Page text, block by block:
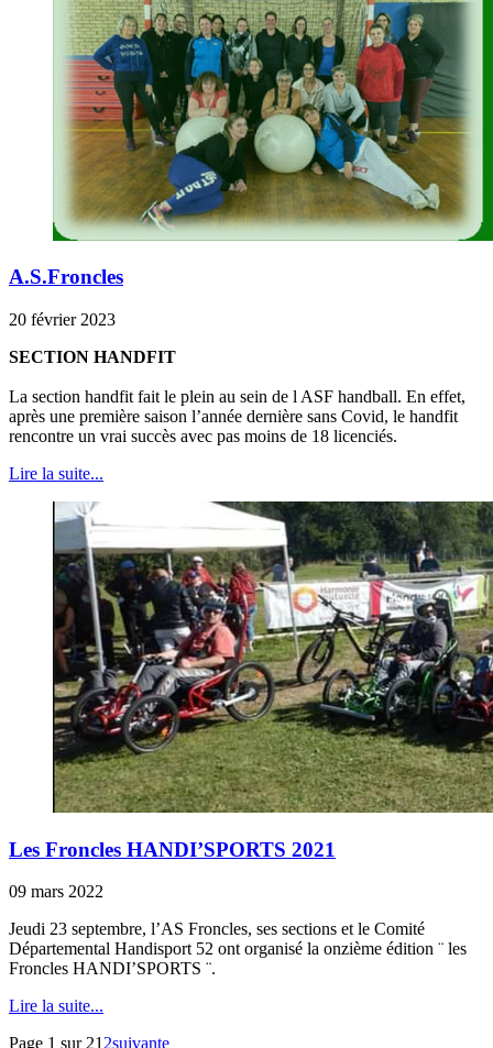
A.S.Froncles
20 février 2023
SECTION HANDFIT
La section handfit fait le plein au sein de l ASF handball. En effet,
après une première saison l’année dernière sans Covid, le handfit
rencontre un vrai succès avec pas moins de 18 licenciés.
Lire la suite...
Les Froncles HANDI’SPORTS 2021
09 mars 2022
Jeudi 23 septembre, l’AS Froncles, ses sections et le Comité
Départemental Handisport 52 ont organisé la onzième édition ¨ les
Froncles HANDI’SPORTS ¨.
Lire la suite...
Page 1 sur 21 2suivante